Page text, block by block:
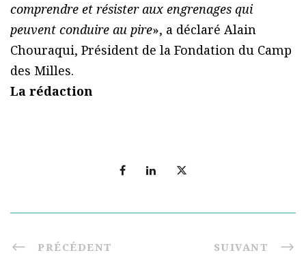
comprendre et résister aux engrenages qui
peuvent conduire au pire», a déclaré Alain
Chouraqui, Président de la Fondation du Camp
des Milles.
La rédaction
PRÉCÉDENT SUIVANT